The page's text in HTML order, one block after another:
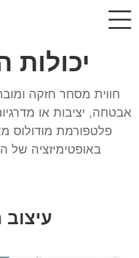
חווית מסחר חזקה
אבטחה, יציבות או
פלטפורמת מודולוס
באופטימיזציה